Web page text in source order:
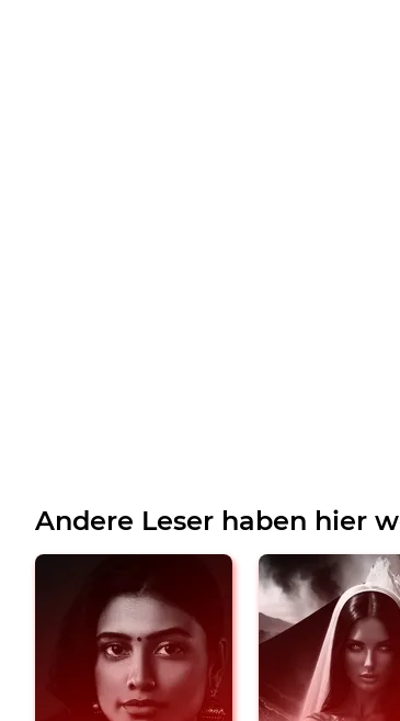
Andere Leser haben hier